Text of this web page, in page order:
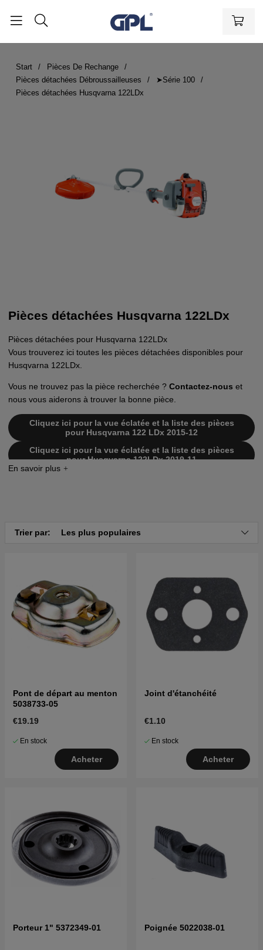
Start
Pièces De Rechange
Pièces détachées Débroussailleuses
➤Série 100
Pièces détachées Husqvarna 122LDx
Pièces détachées Husqvarna 122LDx
Pièces détachées pour Husqvarna 122LDx
Vous trouverez ici toutes les pièces détachées disponibles pour
Husqvarna 122LDx.
Vous ne trouvez pas la pièce recherchée ? Contactez-nous et
nous vous aiderons à trouver la bonne pièce.
Cliquez ici pour la vue éclatée et la liste des pièces
pour Husqvarna 122 LDx 2015-12
Cliquez ici pour la vue éclatée et la liste des pièces
pour Husqvarna 122LDx 2019-11
Trier par: Les plus populaires
Pont de départ au menton
5038733-05
€19.19
En stock
Acheter
Joint d'étanchéité
€1.10
En stock
Acheter
Porteur 1" 5372349-01 Poignée 5022038-01